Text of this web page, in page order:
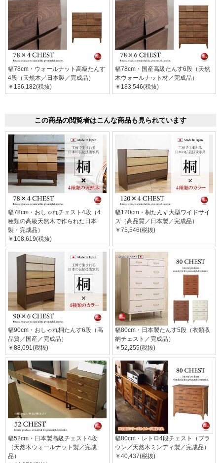
幅78cm・ウォールナット高級たんす
4段（天然木／日本製／完成品）
￥136,182(税抜)
幅78cm・国産高級たんす6段（天然
木ウォールナット材／完成品）
￥183,546(税抜)
この商品の閲覧者はこんな商品も見られています
幅78cm・おしゃれチェスト4段（4
種類の高級天然木で作られた日本
製・完成品）
￥108,619(税抜)
幅120cm・桐たんす大型ワイドサイ
ズ（高品質／日本製／完成品）
￥75,546(税抜)
幅90cm・おしゃれ桐たんす6段（高
品質／国産／完成品）
￥88,091(税抜)
幅80cm・日本製たんす5段（衣類収
納チェスト／完成品）
￥52,255(税抜)
幅52cm・日本製高級チェスト4段
（天然木ウォールナット製／完成
品）
幅80cm・レトロ4段チェスト（ブラ
ウン／天然木ミンディ製／完成品）
￥40,437(税抜)